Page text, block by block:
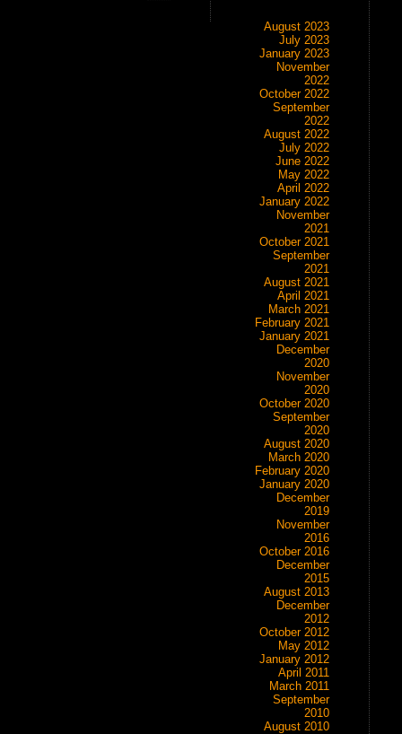
August 2023
July 2023
January 2023
November
2022
October 2022
September
2022
August 2022
July 2022
June 2022
May 2022
April 2022
January 2022
November
2021
October 2021
September
2021
August 2021
April 2021
March 2021
February 2021
January 2021
December
2020
November
2020
October 2020
September
2020
August 2020
March 2020
February 2020
January 2020
December
2019
November
2016
October 2016
December
2015
August 2013
December
2012
October 2012
May 2012
January 2012
April 2011
March 2011
September
2010
August 2010